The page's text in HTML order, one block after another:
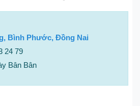
Bình Phước, Đồng Nai
24 79
Bân Bân